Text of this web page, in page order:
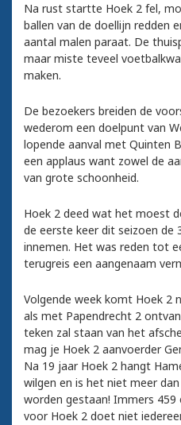
Na rust startte Hoek 2 fel,
ballen van de doellijn redden
aantal malen paraat. De
maar miste teveel
maken.
De bezoekers breiden de
wederom een doelpunt van
lopende aanval met Quinten
een applaus want zowel de
van grote schoonheid.
Hoek 2 deed wat het moest
de eerste keer dit seizoen de
innemen. Het was reden tot
terugreis een aangenaam
Volgende week komt Hoek 2
als met Papendrecht 2
teken zal staan van het
mag je Hoek 2 aanvoerder
Na 19 jaar Hoek 2 hangt
wilgen en is het niet meer
worden gestaan! Immers
voor Hoek 2 doet niet